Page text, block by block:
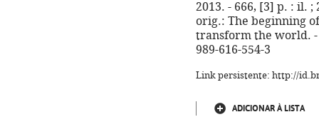
2013. - 666, [3] p. : il. ;
orig.: The beginning
transform the world. -
989-616-554-3
Link persistente: http://
ADICIONAR À LISTA